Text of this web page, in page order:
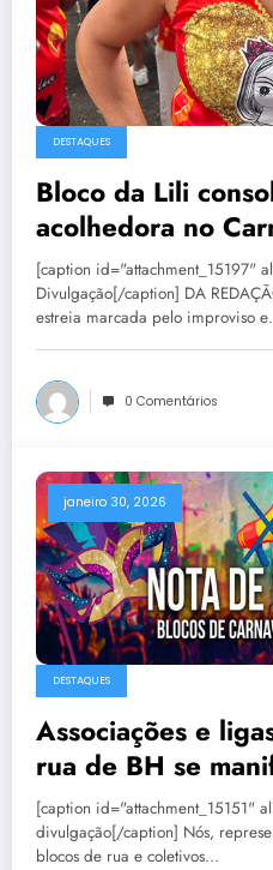
DESTAQUES
Bloco da Lili
acolhedora no
[caption id="attachment_15197"
Divulgação[/caption] DA
estreia marcada pelo improviso
0 Comentários
janeiro 30, 2026
DESTAQUES
Associações e
rua de BH se
repúdio
[caption id="attachment_15151"
divulgação[/caption] Nós,
blocos de rua e coletivos…